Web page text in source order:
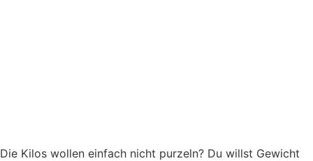
Die Kilos wollen einfach nicht purzeln? Du willst Gewicht